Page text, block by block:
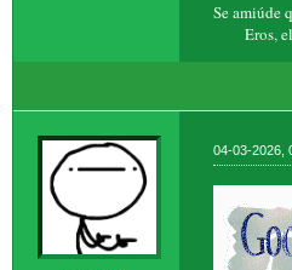
Se amiúde
Eros, ela
04-03-2026,